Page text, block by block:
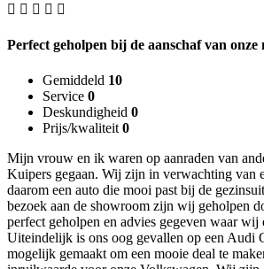
Perfect geholpen bij de aanschaf van onze
Gemiddeld 10
Service 0
Deskundigheid 0
Prijs/kwaliteit 0
Mijn vrouw en ik waren op aanraden van
Kuipers gegaan. Wij zijn in verwachting van
daarom een auto die mooi past bij de
bezoek aan de showroom zijn wij geholpen
perfect geholpen en advies gegeven waar wij
Uiteindelijk is ons oog gevallen op een Audi
mogelijk gemaakt om een mooie deal te